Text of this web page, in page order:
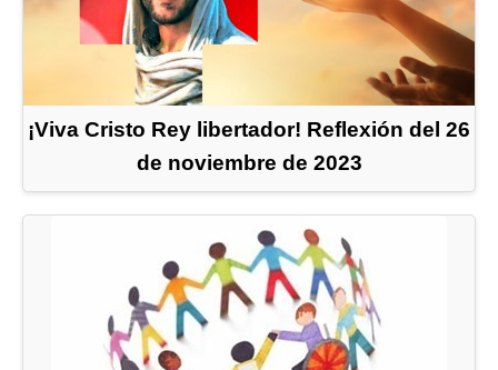
¡Viva Cristo Rey libertador! Reflexión del 26
de noviembre de 2023